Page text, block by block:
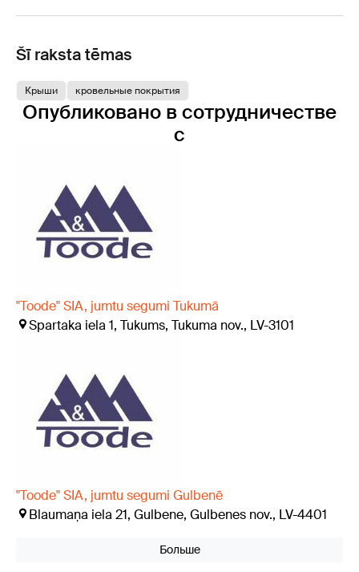
Šī raksta tēmas
Крыши кровельные покрытия
Опубликовано в сотрудничестве
с
"Toode" SIA, jumtu segumi Tukumā
Spartaka iela 1, Tukums, Tukuma nov., LV-3101
"Toode" SIA, jumtu segumi Gulbenē
Blaumaņa iela 21, Gulbene, Gulbenes nov., LV-4401
Больше